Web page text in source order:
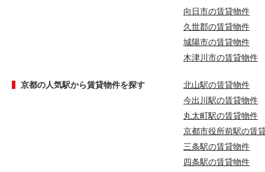
向日市の賃貸物件
久世郡の賃貸物件
城陽市の賃貸物件
木津川市の賃貸物件
京都の人気駅から賃貸物件を探す
北山駅の賃貸物件
今出川駅の賃貸物件
丸太町駅の賃貸物件
京都市役所前駅の賃
三条駅の賃貸物件
四条駅の賃貸物件